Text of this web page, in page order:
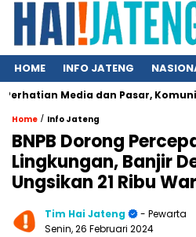
HOME INFO JATENG
dan Pasar, Komunikasi
Home / Info Jateng
BNPB Dorong
Lingkungan, Banjir
Ungsikan 21 Ribu
Tim Hai Jateng
- Pewarta
Senin, 26 Februari 2024